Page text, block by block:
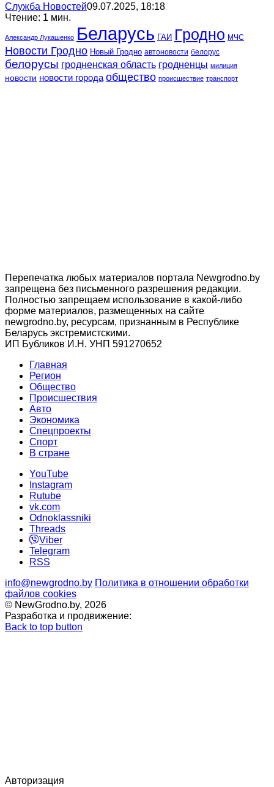
Служба Новостей09.07.2025, 18:18
Чтение: 1 мин.
Александр Лукашенко Беларусь ГАИ Гродно МЧС
Новости Гродно Новый Гродно автоновости белорус
белорусы гродненская область гродненцы милиция
новости новости города общество происшествие транспорт
Перепечатка любых материалов портала Newgrodno.by
запрещена без письменного разрешения редакции.
Полностью запрещаем использование в какой-либо
форме материалов, размещенных на сайте
newgrodno.by, ресурсам, признанным в Республике
Беларусь экстремистскими.
ИП Бубликов И.Н. УНП 591270652
Главная
Регион
Общество
Происшествия
Авто
Экономика
Спецпроекты
Cпорт
В стране
YouTube
Instagram
Rutube
vk.com
Odnoklassniki
Threads
Viber
Telegram
RSS
info@newgrodno.by Политика в отношении обработки
файлов cookies
© NewGrodno.by, 2026
Разработка и продвижение:
Back to top button
Авторизация